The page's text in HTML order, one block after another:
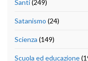
Santi(249)
Satanismo (24)
Scienza (149)
Scuola ed educazione